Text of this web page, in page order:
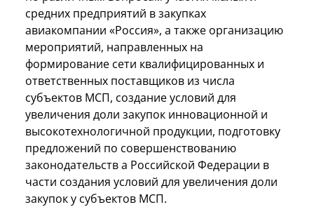
средних предприятий в закупках
авиакомпании «Россия», а также организацию
мероприятий, направленных на
формирование сети квалифицированных и
ответственных поставщиков из числа
субъектов МСП, создание условий для
увеличения доли закупок инновационной и
высокотехнологичной продукции, подготовку
предложений по совершенствованию
законодательств а Российской Федерации в
части создания условий для увеличения доли
закупок у субъектов МСП.